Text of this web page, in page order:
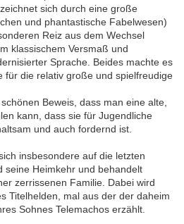
sich durch eine große
und phantastische Fabelwesen)
Reiz aus dem Wechsel
klassischem Versmaß und
Sprache. Beides machte es
für die relativ große und spielfreudige
Beweis, dass man eine alte,
kann, dass sie für Jugendliche
und auch fordernd ist.
insbesondere auf die letzten
seine Heimkehr und behandelt
zerrissenen Familie. Dabei wird
Titelhelden, mal aus der der daheim
Sohnes Telemachos erzählt.